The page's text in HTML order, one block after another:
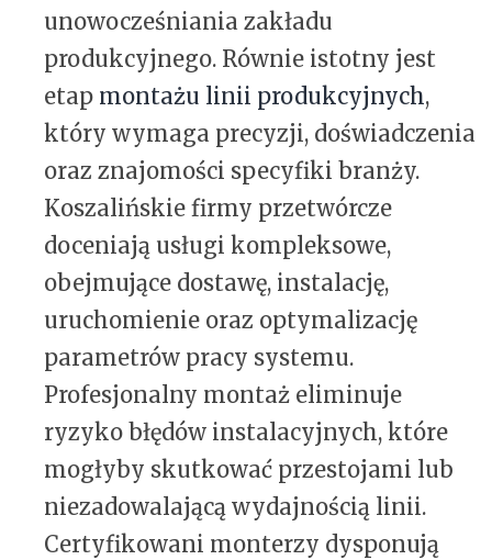
unowocześniania zakładu
produkcyjnego. Równie istotny jest
etap montażu linii produkcyjnych,
który wymaga precyzji, doświadczenia
oraz znajomości specyfiki branży.
Koszalińskie firmy przetwórcze
doceniają usługi kompleksowe,
obejmujące dostawę, instalację,
uruchomienie oraz optymalizację
parametrów pracy systemu.
Profesjonalny montaż eliminuje
ryzyko błędów instalacyjnych, które
mogłyby skutkować przestojami lub
niezadowalającą wydajnością linii.
Certyfikowani monterzy dysponują